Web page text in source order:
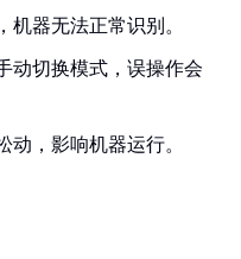
机器无法正常识别。
动切换模式，误操作会
动，影响机器运行。